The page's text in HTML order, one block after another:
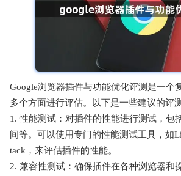
Google浏览器插件与功能优化评测是一个
多个方面进行评估。以下是一些建议的评
1. 性能测试：对插件的性能进行测试，包
间等。可以使用专门的性能测试工具，如
tack，来评估插件的性能。
2. 兼容性测试：确保插件在各种浏览器和